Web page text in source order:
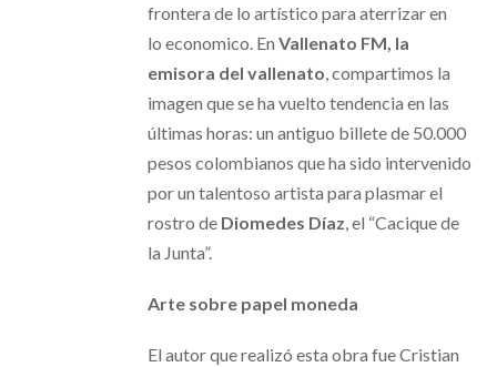
frontera de lo artístico para aterrizar en
lo economico. En Vallenato FM, la
emisora del vallenato, compartimos la
imagen que se ha vuelto tendencia en las
últimas horas: un antiguo billete de 50.000
pesos colombianos que ha sido intervenido
por un talentoso artista para plasmar el
rostro de Diomedes Díaz, el “Cacique de
la Junta”.
Arte sobre papel moneda
El autor que realizó esta obra fue Cristian